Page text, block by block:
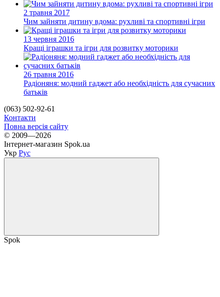
2 травня 2017
Чим зайняти дитину вдома: рухливі та спортивні ігри
13 червня 2016
Кращі іграшки та ігри для розвитку моторики
26 травня 2016
Радіоняня: модний гаджет або необхідність для сучасних
батьків
(063) 502-92-61
Контакти
Повна версія сайту
© 2009—2026
Інтернет-магазин Spok.ua
Укр Рус
Spok